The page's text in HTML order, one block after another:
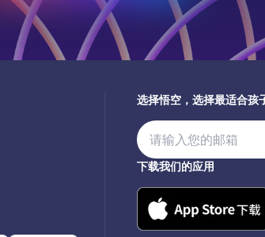
选择悟空，选择最适合孩
下载我们的应用